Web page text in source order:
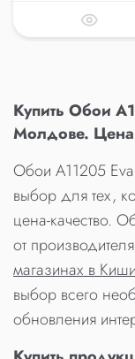
Купить Обои
Молдове.
Обои A11205
выбор для тех,
цена-качество.
от
магазинах в
выбор всего
обновления